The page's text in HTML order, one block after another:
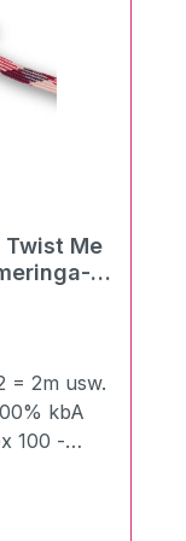
Me
= 2m usw.
kbA
100 -